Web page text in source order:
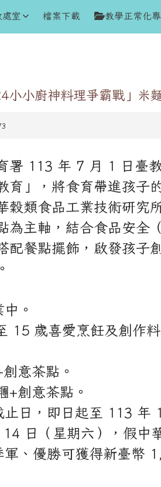
處室 檔案下載 教學正常化
小小廚神料理爭霸戰」米
署 113 年 7 月 1 日臺
育」，將食育帶進孩子
穀類食品工業技術研究
為主軸，結合食品安全
配餐點擺飾，啟發孩子
。
15 歲喜愛烹飪及創作
意茶點。
+創意茶點。
止日，即日起至 113
日（星期六），假中
軍、優勝可獲得新臺幣